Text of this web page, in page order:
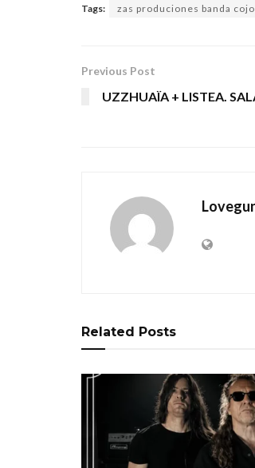
Tags: zas produciones banda
Previous Post
UZZHUAÏA + LISTEA.
Related Posts